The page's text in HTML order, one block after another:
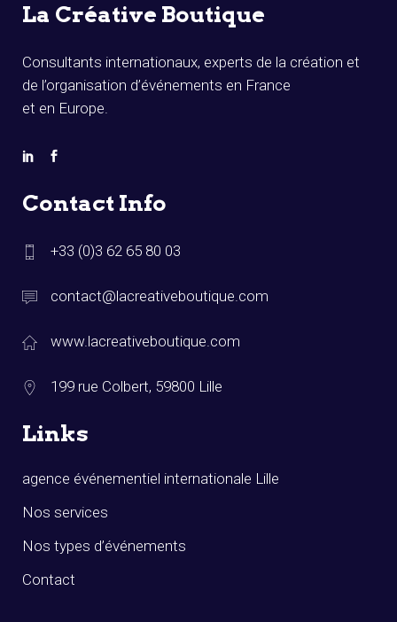
La Créative Boutique
Consultants internationaux, experts de la création et
de l’organisation d’événements en France
et en Europe.
Contact Info
+33 (0)3 62 65 80 03
contact@lacreativeboutique.com
www.lacreativeboutique.com
199 rue Colbert, 59800 Lille
Links
agence événementiel internationale Lille
Nos services
Nos types d’événements
Contact